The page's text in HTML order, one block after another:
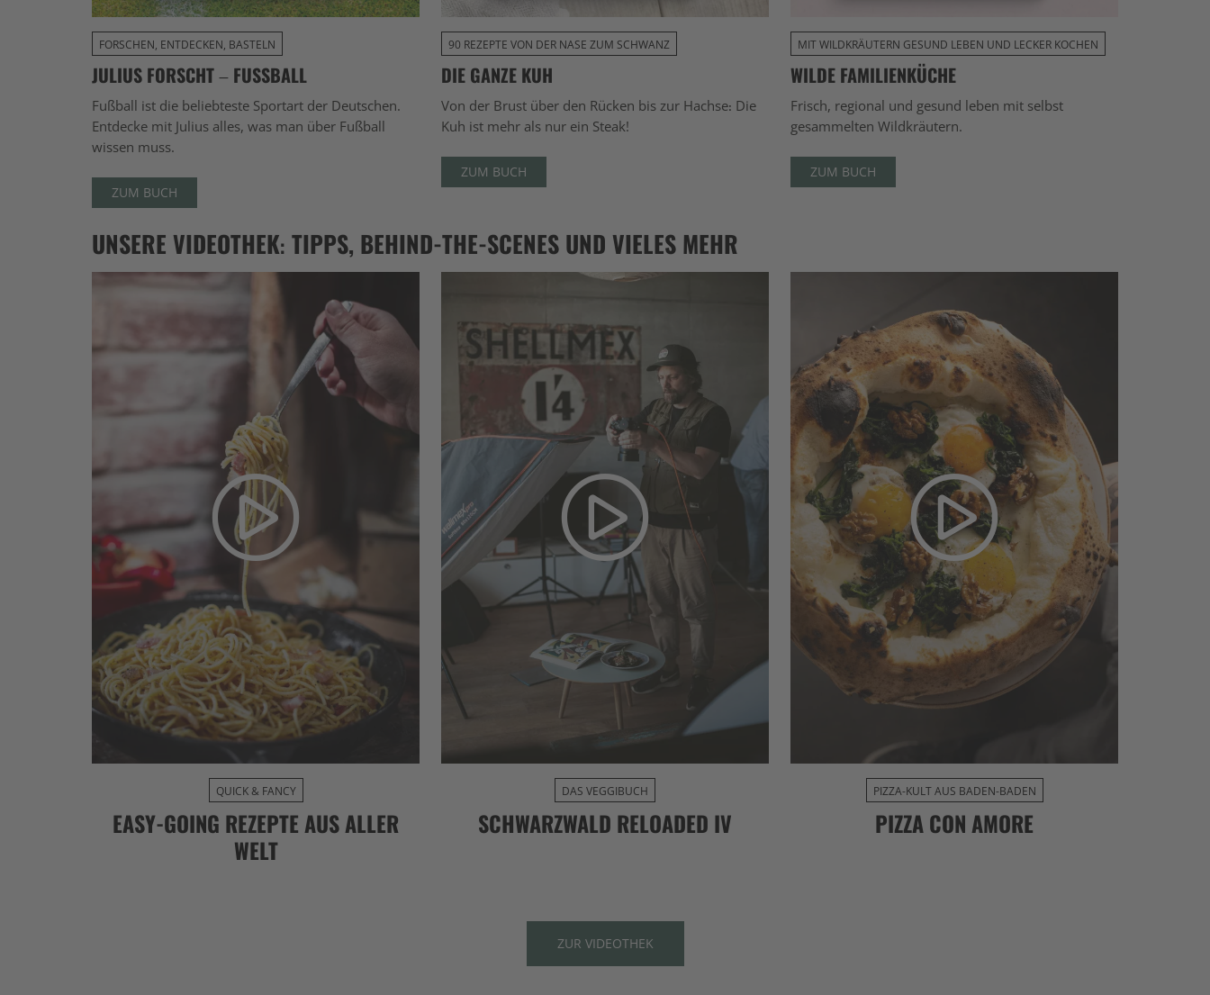
FORSCHEN, ENTDECKEN, BASTELN
JULIUS FORSCHT – FUSSBALL
Fußball ist die beliebteste Sportart der Deutschen.
Entdecke mit Julius alles, was man über Fußball
wissen muss.
ZUM BUCH
90 REZEPTE VON DER NASE ZUM SCHWANZ
DIE GANZE KUH
Von der Brust über den Rücken bis zur Hachse: Die
Kuh ist mehr als nur ein Steak!
ZUM BUCH
MIT WILDKRÄUTERN GESUND LEBEN UND LECKER KOCHEN
WILDE FAMILIENKÜCHE
Frisch, regional und gesund leben mit selbst
gesammelten Wildkräutern.
ZUM BUCH
UNSERE VIDEOTHEK: TIPPS, BEHIND-THE-SCENES UND VIELES MEHR
QUICK & FANCY
EASY-GOING REZEPTE AUS ALLER
WELT
DAS VEGGIBUCH
SCHWARZWALD RELOADED IV
PIZZA-KULT AUS BADEN-BADEN
PIZZA CON AMORE
ZUR VIDEOTHEK